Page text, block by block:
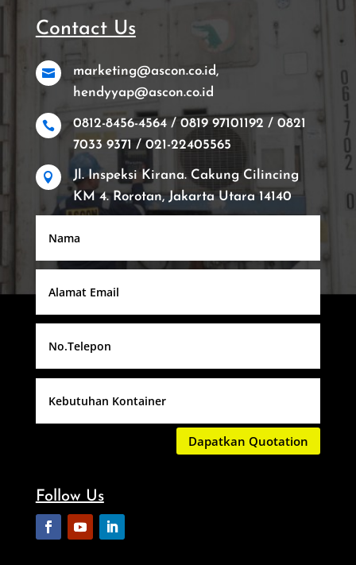
Contact Us

marketing@ascon.co.id,
hendyyap@ascon.co.id

0812-8456-4564 / 0819 97101192 / 0821
7033 9371 / 021-22405565

Jl. Inspeksi Kirana. Cakung Cilincing
KM 4. Rorotan, Jakarta Utara 14140
Dapatkan Quotation
Follow Us